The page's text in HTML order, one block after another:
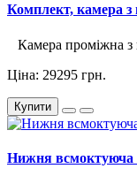
Комплект, камера з
Камера проміжна з
Ціна: 29295 грн.
Купити
Нижня всмоктуюча